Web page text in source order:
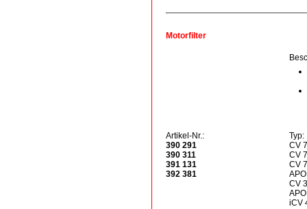
Motorfilter
Artikel-Nr.:
390 291
390 311
391 131
392 381
Typ:
CV
CV
CV
CV
iCV